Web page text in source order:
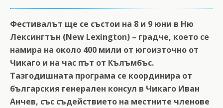
Фестивалът ще се състои на 8 и 9 юни в Ню
Лексингтън (New Lexington) – градче, което се
намира на около 400 мили от югоизточно от
Чикаго и на час път от Кълъмбъс.
Тазгодишната програма се координира от
българския генерален консул в Чикаго Иван
Анчев, със съдействието на местните членове